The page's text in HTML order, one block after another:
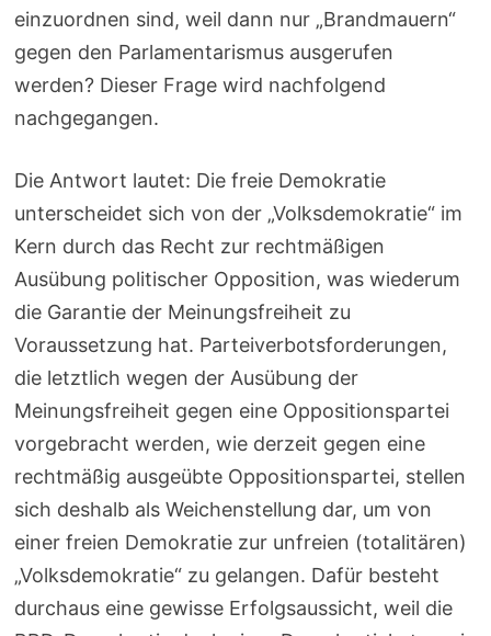
einzuordnen sind, weil dann nur „Brandmauern“
gegen den Parlamentarismus ausgerufen
werden? Dieser Frage wird nachfolgend
nachgegangen.
Die Antwort lautet: Die freie Demokratie
unterscheidet sich von der „Volksdemokratie“ im
Kern durch das Recht zur rechtmäßigen
Ausübung politischer Opposition, was wiederum
die Garantie der Meinungsfreiheit zu
Voraussetzung hat. Parteiverbotsforderungen,
die letztlich wegen der Ausübung der
Meinungsfreiheit gegen eine Oppositionspartei
vorgebracht werden, wie derzeit gegen eine
rechtmäßig ausgeübte Oppositionspartei, stellen
sich deshalb als Weichenstellung dar, um von
einer freien Demokratie zur unfreien (totalitären)
„Volksdemokratie“ zu gelangen. Dafür besteht
durchaus eine gewisse Erfolgsaussicht, weil die